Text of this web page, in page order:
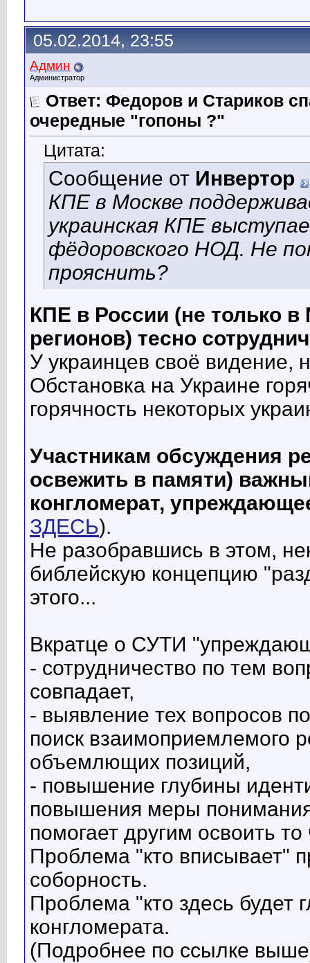
05.02.2014, 23:55
Админ
Администратор
Ответ: Федоров и Стариков
очередные "гопоны ?"
Цитата:
Сообщение от Инвертор
КПЕ в Москве
украинская КПЕ
фёдоровского НОД. Не
прояснить?
КПЕ в России (не только
регионов) тесно
У украинцев своё видение,
Обстановка на Украине
горячность некоторых
Участникам обсуждения
освежить в памяти)
конгломерат,
ЗДЕСЬ).
Не разобравшись в этом,
библейскую концепцию
этого...
Вкратце о СУТИ
- сотрудничество по тем
совпадает,
- выявление тех вопросов
поиск взаимоприемлемого
объемлющих позиций,
- повышение глубины
повышения меры
помогает другим освоить
Проблема "кто вписывает"
соборность.
Проблема "кто здесь будет
конгломерата.
(Подробнее по ссылке